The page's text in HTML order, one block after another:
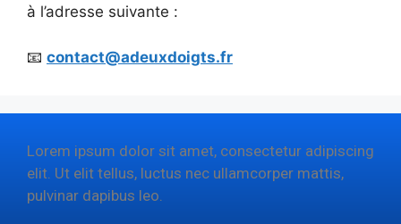
à l’adresse suivante :
📧 contact@adeuxdoigts.fr
Lorem ipsum dolor sit amet, consectetur adipiscing
elit. Ut elit tellus, luctus nec ullamcorper mattis,
pulvinar dapibus leo.